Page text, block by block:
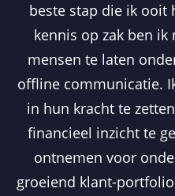
beste stap die ik ooit
kennis op zak ben
mensen te laten
offline communicatie.
in hun kracht te
financieel inzicht te
ontnemen voor
groeiend klant-